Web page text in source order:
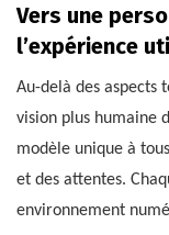
Vers une
l’expérience
Au-delà des aspects
vision plus humaine
modèle unique à
et des attentes.
environnement